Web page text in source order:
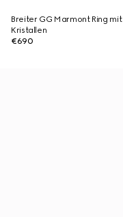
Breiter GG Marmont Ring mit
Kristallen
€690